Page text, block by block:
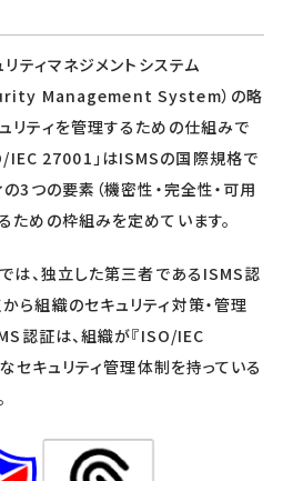
ティマネジメントシステム
Management System）の略
リティを管理するための仕組みで
IEC 27001」はISMSの国際規格で
の3つの要素（機密性・完全性・可用
ための枠組みを定めています。
は、独立した第三者であるISMS認
ら組織のセキュリティ対策・管理
認証は、組織が『ISO/IEC
セキュリティ管理体制を持っている